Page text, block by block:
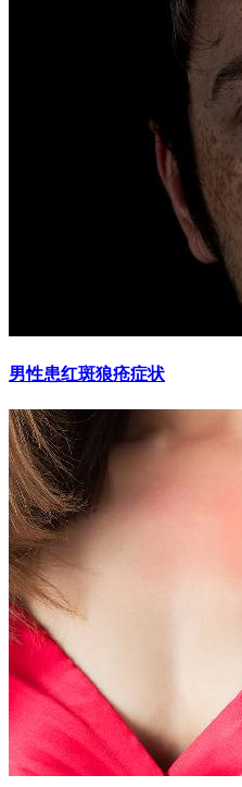
男性患红斑狼疮症状